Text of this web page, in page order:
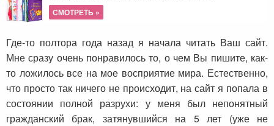
СМОТРЕТЬ »
Где-то полтора года назад я начала читать Ваш сайт.
Мне сразу очень понравилось то, о чем Вы пишите, как-
то ложилось все на мое восприятие мира. Естественно,
что просто так ничего не происходит, на сайт я попала в
состоянии полной разрухи: у меня был непонятный
гражданский брак, затянувшийся на 5 лет (уже не